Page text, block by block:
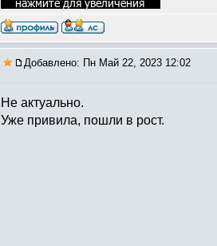
Добавлено: Пн Май 22, 2023 12:02
Не актуально.
Уже привила, пошли в рост.